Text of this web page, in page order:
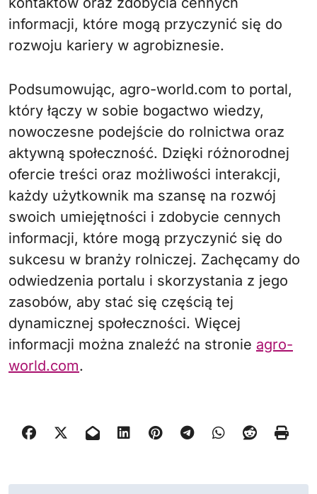
informacji, które mogą przyczynić się do
rozwoju kariery w agrobiznesie.
Podsumowując, agro-world.com to portal,
który łączy w sobie bogactwo wiedzy,
nowoczesne podejście do rolnictwa oraz
aktywną społeczność. Dzięki różnorodnej
ofercie treści oraz możliwości interakcji,
każdy użytkownik ma szansę na rozwój
swoich umiejętności i zdobycie cennych
informacji, które mogą przyczynić się do
sukcesu w branży rolniczej. Zachęcamy do
odwiedzenia portalu i skorzystania z jego
zasobów, aby stać się częścią tej
dynamicznej społeczności. Więcej
informacji można znaleźć na stronie agro-
world.com.